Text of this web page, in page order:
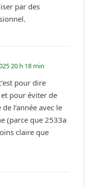
par des
20 h 18 min
pour dire
et pour éviter de
l’année avec le
(parce que 2533a
claire que